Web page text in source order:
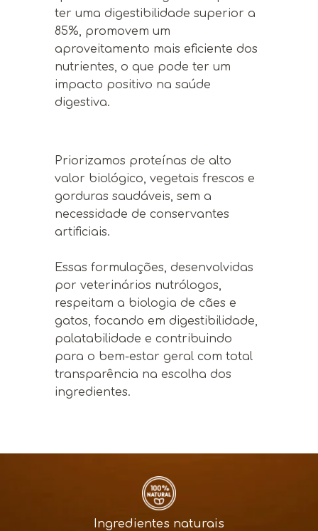
ter uma digestibilidade superior a
85%, promovem um
aproveitamento mais eficiente dos
nutrientes, o que pode ter um
impacto positivo na saúde
digestiva.
Priorizamos proteínas de alto
valor biológico, vegetais frescos e
gorduras saudáveis, sem a
necessidade de conservantes
artificiais.
Essas formulações, desenvolvidas
por veterinários nutrólogos,
respeitam a biologia de cães e
gatos, focando em digestibilidade,
palatabilidade e contribuindo
para o bem-estar geral com total
transparência na escolha dos
ingredientes.
Ingredientes naturais